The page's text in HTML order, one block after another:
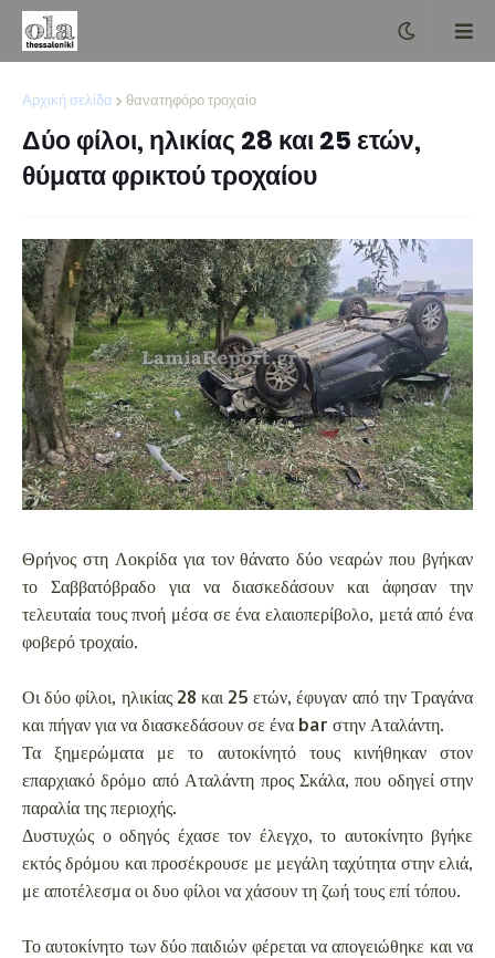
Αρχική σελίδα θανατηφόρο τροχαίο
Δύο φίλοι, ηλικίας 28 και 25 ετών,
θύματα φρικτού τροχαίου
Θρήνος στη Λοκρίδα για τον θάνατο δύο νεαρών που βγήκαν
το Σαββατόβραδο για να διασκεδάσουν και άφησαν την
τελευταία τους πνοή μέσα σε ένα ελαιοπερίβολο, μετά από ένα
φοβερό τροχαίο.
Οι δύο φίλοι, ηλικίας 28 και 25 ετών, έφυγαν από την Τραγάνα
και πήγαν για να διασκεδάσουν σε ένα bar στην Αταλάντη.
Τα ξημερώματα με το αυτοκίνητό τους κινήθηκαν στον
επαρχιακό δρόμο από Αταλάντη προς Σκάλα, που οδηγεί στην
παραλία της περιοχής.
Δυστυχώς ο οδηγός έχασε τον έλεγχο, το αυτοκίνητο βγήκε
εκτός δρόμου και προσέκρουσε με μεγάλη ταχύτητα στην ελιά,
με αποτέλεσμα οι δυο φίλοι να χάσουν τη ζωή τους επί τόπου.
Το αυτοκίνητο των δύο παιδιών φέρεται να απογειώθηκε και να